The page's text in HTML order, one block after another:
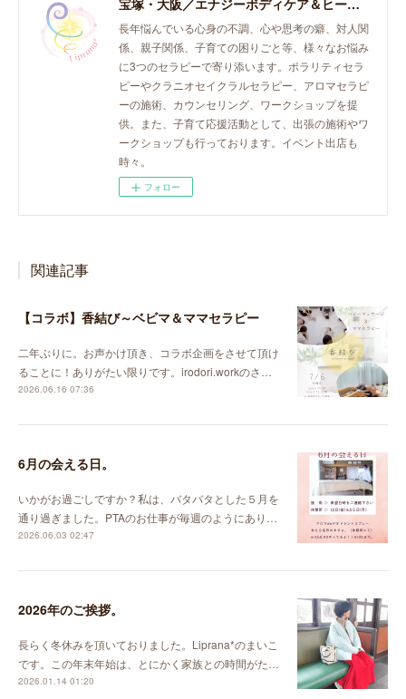
宝塚・大阪／エナジーボディケア＆ヒーリング「癒し、育て、らしく生きる。」おとなとこどものセラピースペース。
長年悩んでいる心身の不調、心や思考の癖、対人関
係、親子関係、子育ての困りごと等、様々なお悩み
に3つのセラピーで寄り添います。ポラリティセラ
ピーやクラニオセイクラルセラピー、アロマセラピ
ーの施術、カウンセリング、ワークショップを提
供。また、子育て応援活動として、出張の施術やワ
ークショップも行っております。イベント出店も
時々。
フォロー
関連記事
【コラボ】香結び～ベビマ＆ママセラピー
二年ぶりに。お声かけ頂き、コラボ企画をさせて頂け
ることに！ありがたい限りです。irodori.workのさ…
2026.06.16 07:36
6月の会える日。
いかがお過ごしですか？私は、バタバタとした５月を
通り過ぎました。PTAのお仕事が毎週のようにあり…
2026.06.03 02:47
2026年のご挨拶。
長らく冬休みを頂いておりました。Liprana*のまいこ
です。この年末年始は、とにかく家族との時間がた…
2026.01.14 01:20